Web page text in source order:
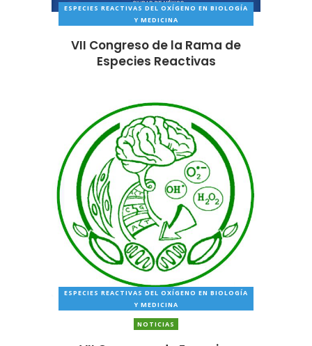
ESPECIES REACTIVAS DEL OXÍGENO EN BIOLOGÍA
Y MEDICINA
VII Congreso de la Rama de
Especies Reactivas
ESPECIES REACTIVAS DEL OXÍGENO EN BIOLOGÍA
Y MEDICINA
NOTICIAS